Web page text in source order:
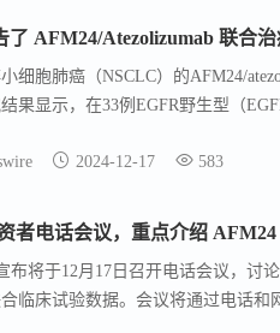
瘤学公司，其ICE®抗体在多种血液
了 AFM24/Atezolizumab 联合
细胞肺癌（NSCLC）的AFM24/
果显示，在33例EGFR野生型（
接受治疗。在17例EGFR突变型（
受性，未发现新的安全信号。事后
究中成功测试，显示出可管理的安
2024-12-17 583
者电话会议，重点介绍
布将于12月17日召开电话会议，讨
临床试验数据。会议将通过电话